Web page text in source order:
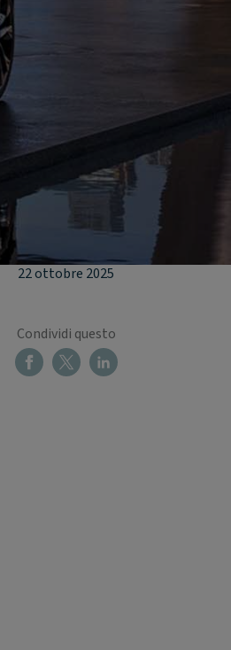
22 ottobre 2025
Condividi questo